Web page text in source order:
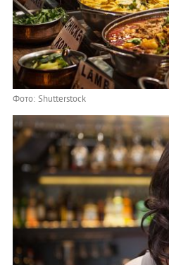
Фото: Shutterstock